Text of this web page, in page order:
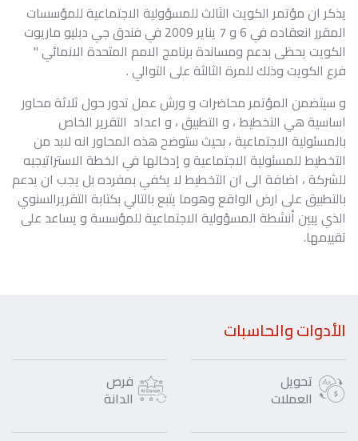
يذكر ان مؤتمر الكويت الثالث للمسؤولية الاجتماعية للمؤسسات
المقرر انعقاده في 6 و 7 يناير 2009 في فندق جي دبليو ماريوت
الكويت يحظى بدعم ومساندة برنامج الامم المتحدة الانمائي "
فرع الكويت وذلك للمرة الثالثة على التوالي .
و سيتضمن المؤتمر محاضرات و ورش عمل تدور حول ثلاثة محاور
اساسية هي التخطيط ، و التطبيق ، و اعداد التقرير الخاص
بالمسئولية الاجتماعية ، بحيث ستوضح هذه المحاور انه لابد من
التخطيط للمسئولية الاجتماعية و إدخالها في الخطة الاستراتيجيه
للشركة ، اضافة الى ان التخطيط لا يكفي بمفرده بل يجب ان يدعم
بالتطبيق على ارض الواقع وهوما يتبع بالتالي بكتابة التقريرالسنوي
الذي يبين أنشطة المسؤولية الاجتماعية للمؤسسة و يساعد على
تقييمها.
الأدوات والحاسبات
تحويل
العملات
فرص
الدانة